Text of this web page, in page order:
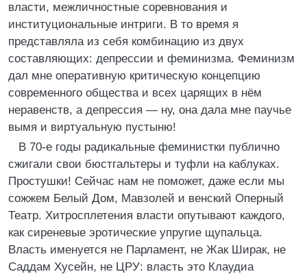
власти, межличностные соревнования и
институциональные интриги. В то время я
представляла из себя комбинацию из двух
составляющих: депрессии и феминизма. Феминизм
дал мне оперативную критическую концепцию
современного общества и всех царящих в нём
неравенств, а депрессия — ну, она дала мне паучье
вымя и виртуальную пустыню!
В 70-е годы радикальные феминистки публично
сжигали свои бюстгальтеры и туфли на каблуках.
Простушки! Сейчас нам не поможет, даже если мы
сожжем Белый Дом, Мавзолей и венский Оперный
Театр. Хитросплетения власти опутывают каждого,
как сиреневые эротические упругие щупальца.
Власть именуется не Парламент, не Жак Ширак, не
Саддам Хусейн, не ЦРУ: власть это Клаудиа